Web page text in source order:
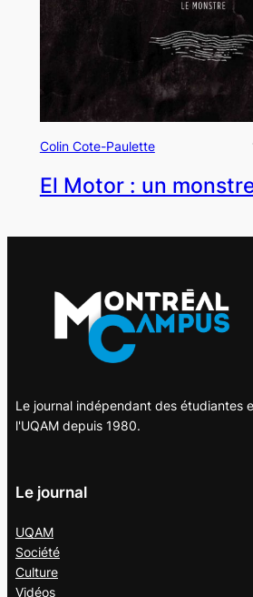
Colin Cote-Paulette
El Motor : un
Le journal indépendant des étudiantes
l'UQAM depuis 1980.
Le journal
UQAM
Société
Culture
Vidéos